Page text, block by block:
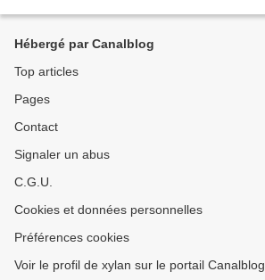
Hébergé par Canalblog
Top articles
Pages
Contact
Signaler un abus
C.G.U.
Cookies et données personnelles
Préférences cookies
Voir le profil de xylan sur le portail Canalblog